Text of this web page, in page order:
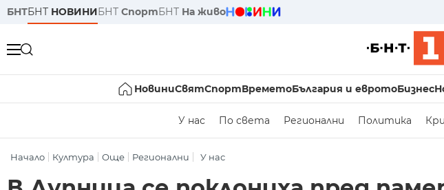
БНТБНТ НОВИНИБНТ СпортБНТ На живо
НовиниСвятСпортВреметоБългария и евротоБизнес
У нас По света Регионални Политика
Начало Култура Още Регионални У нас